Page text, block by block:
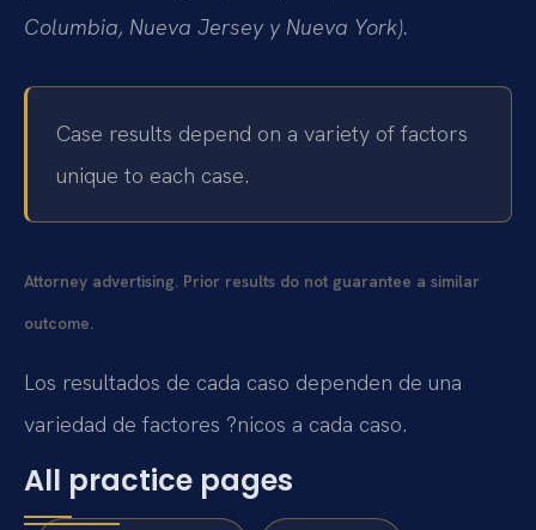
Columbia, Nueva Jersey y Nueva York).
Case results depend on a variety of factors
unique to each case.
Attorney advertising. Prior results do not guarantee a similar
outcome.
Los resultados de cada caso dependen de una
variedad de factores ?nicos a cada caso.
All practice pages